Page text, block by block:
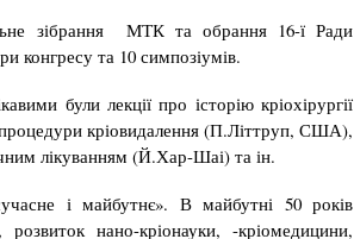
зібрання МТК та обрання 16-ї Ради
конгресу та 10 симпозіумів.
були лекції про історію кріохірургії
процедури кріовидалення (П.Літтруп, США),
лікуванням (Й.Хар-Шаі) та ін.
і майбутнє». В майбутні 50 років
нано-кріонауки, -кріомедицини,